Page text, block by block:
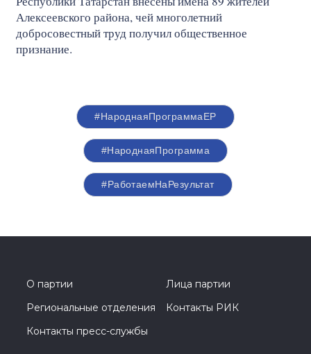
Алексеевского района, чей многолетний
добросовестный труд получил общественное
признание.
#НароднаяПрограммаЕР
#НароднаяПрограмма
#РаботаемНаРезультат
О партии
Лица партии
Региональные отделения
Контакты РИК
Контакты пресс-службы